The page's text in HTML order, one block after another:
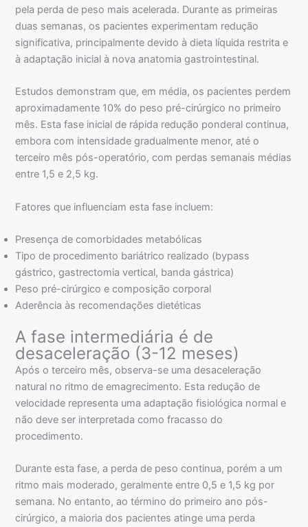
pela perda de peso mais acelerada. Durante as primeiras
duas semanas, os pacientes experimentam redução
significativa, principalmente devido à dieta líquida restrita e
à adaptação inicial à nova anatomia gastrointestinal.
Estudos demonstram que, em média, os pacientes perdem
aproximadamente 10% do peso pré-cirúrgico no primeiro
mês. Esta fase inicial de rápida redução ponderal continua,
embora com intensidade gradualmente menor, até o
terceiro mês pós-operatório, com perdas semanais médias
entre 1,5 e 2,5 kg.
Fatores que influenciam esta fase incluem:
Presença de comorbidades metabólicas
Tipo de procedimento bariátrico realizado (bypass
gástrico, gastrectomia vertical, banda gástrica)
Peso pré-cirúrgico e composição corporal
Aderência às recomendações dietéticas
A fase intermediária é de
desaceleração (3-12 meses)
Após o terceiro mês, observa-se uma desaceleração
natural no ritmo de emagrecimento. Esta redução de
velocidade representa uma adaptação fisiológica normal e
não deve ser interpretada como fracasso do
procedimento.
Durante esta fase, a perda de peso continua, porém a um
ritmo mais moderado, geralmente entre 0,5 e 1,5 kg por
semana. No entanto, ao término do primeiro ano pós-
cirúrgico, a maioria dos pacientes atinge uma perda